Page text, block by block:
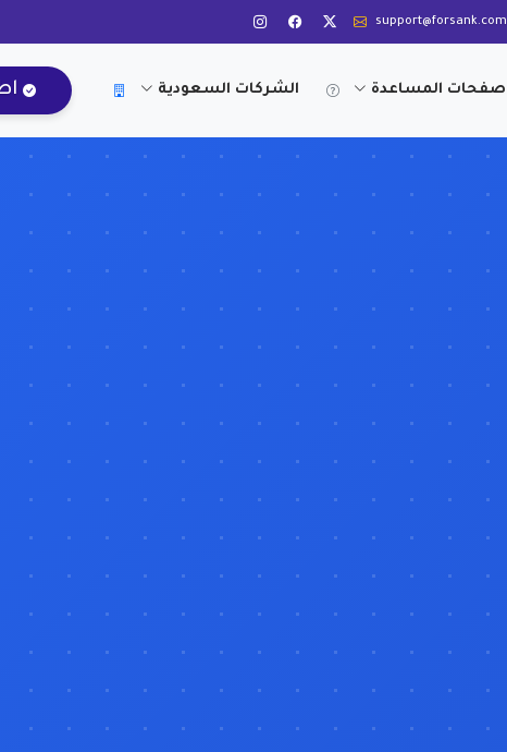
support@forsank.com
صفحات المساعدة الشركات السعودية